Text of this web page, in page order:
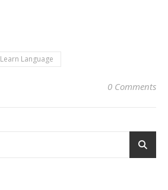
Learn Language
0 Comments